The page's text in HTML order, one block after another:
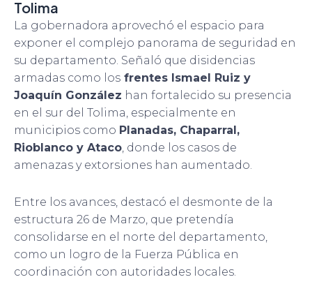
Tolima
La gobernadora aprovechó el espacio para
exponer el complejo panorama de seguridad en
su departamento. Señaló que disidencias
armadas como los frentes Ismael Ruiz y
Joaquín González han fortalecido su presencia
en el sur del Tolima, especialmente en
municipios como Planadas, Chaparral,
Rioblanco y Ataco , donde los casos de
amenazas y extorsiones han aumentado.
Entre los avances, destacó el desmonte de la
estructura 26 de Marzo, que pretendía
consolidarse en el norte del departamento,
como un logro de la Fuerza Pública en
coordinación con autoridades locales.